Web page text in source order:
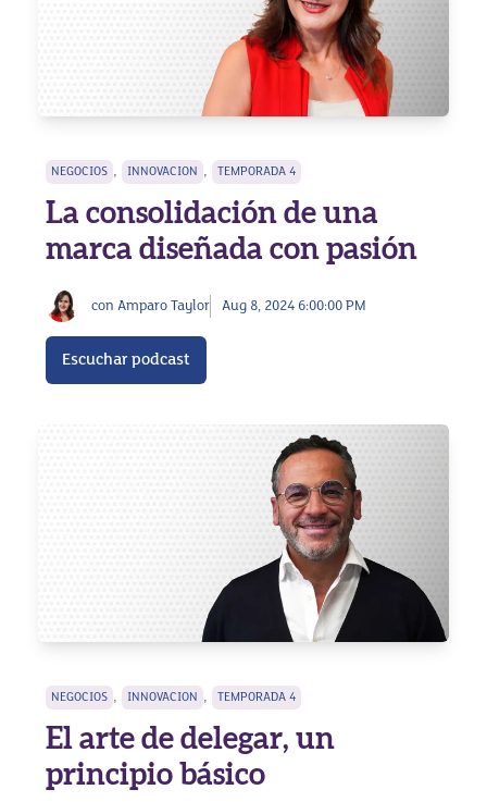
NEGOCIOS , INNOVACION , TEMPORADA 4
La consolidación de una
marca diseñada con pasión
con Amparo Taylor Aug 8, 2024 6:00:00 PM
Escuchar podcast
NEGOCIOS , INNOVACION , TEMPORADA 4
El arte de delegar, un
principio básico